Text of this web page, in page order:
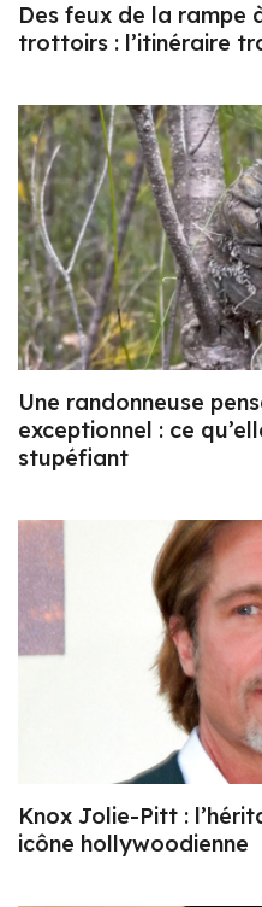
Des feux de la rampe
trottoirs : l’itinéraire
Une randonneuse
exceptionnel : ce
stupéfiant
Knox Jolie-Pitt :
icône hollywoodienne